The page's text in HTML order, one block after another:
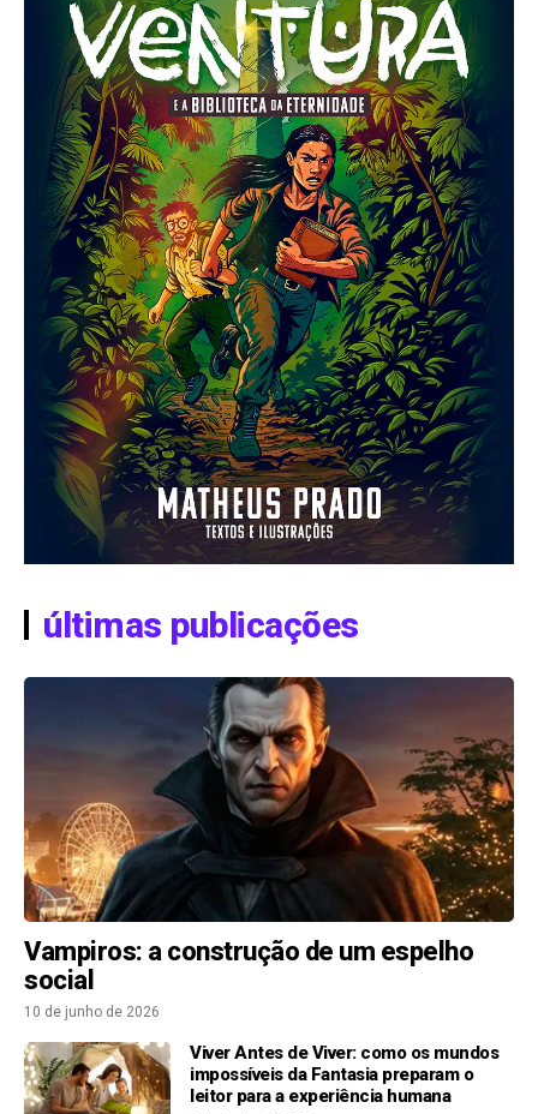
últimas publicações
Vampiros: a construção de um espelho
social
10 de junho de 2026
Viver Antes de Viver: como os mundos
impossíveis da Fantasia preparam o
leitor para a experiência humana